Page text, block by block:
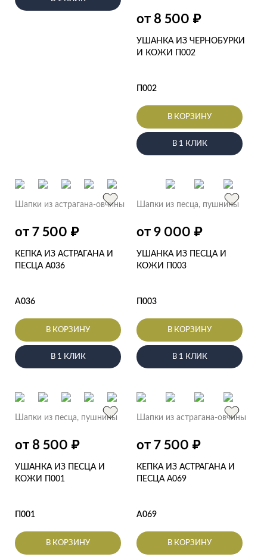
от 8 500 ₽
УШАНКА ИЗ ЧЕРНОБУРКИ
И КОЖИ П002
П002
В КОРЗИНУ
В 1 КЛИК
Шапки из астрагана-овчины
от 7 500 ₽
КЕПКА ИЗ АСТРАГАНА И
ПЕСЦА А036
А036
В КОРЗИНУ
В 1 КЛИК
Шапки из песца, пушнины
от 9 000 ₽
УШАНКА ИЗ ПЕСЦА И
КОЖИ П003
П003
В КОРЗИНУ
В 1 КЛИК
Шапки из песца, пушнины
от 8 500 ₽
УШАНКА ИЗ ПЕСЦА И
КОЖИ П001
П001
В КОРЗИНУ
Шапки из астрагана-овчины
от 7 500 ₽
КЕПКА ИЗ АСТРАГАНА И
ПЕСЦА А069
А069
В КОРЗИНУ